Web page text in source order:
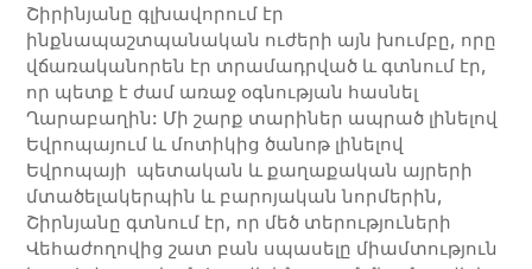
Շիրինյանը գլխավորում էր
ինքնապաշտպանական ուժերի այն խումբը, որը
վճառականորեն էր տրամադրված և գտնում էր,
որ պետք է ժամ առաջ օգնության հասնել
Ղարաբաղին: Մի շարք տարիներ ապրած լինելով
Եվրոպայում և մոտիկից ծանոթ լինելով
Եվրոպայի պետական և քաղաքական այրերի
մտածելակերպին և բարոյական նորմերին,
Շիրնյանը գտնում էր, որ մեծ տերություների
Վեհաժողովից շատ բան սպասելը միամտություն